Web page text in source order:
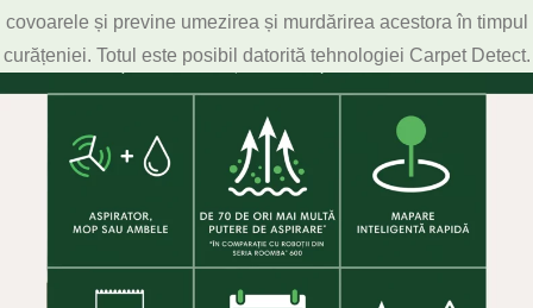
covoarele și previne umezirea și murdărirea acestora în timpul
curățeniei. Totul este posibil datorită tehnologiei Carpet Detect.